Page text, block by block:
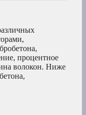
процентное
волокон. Ниже